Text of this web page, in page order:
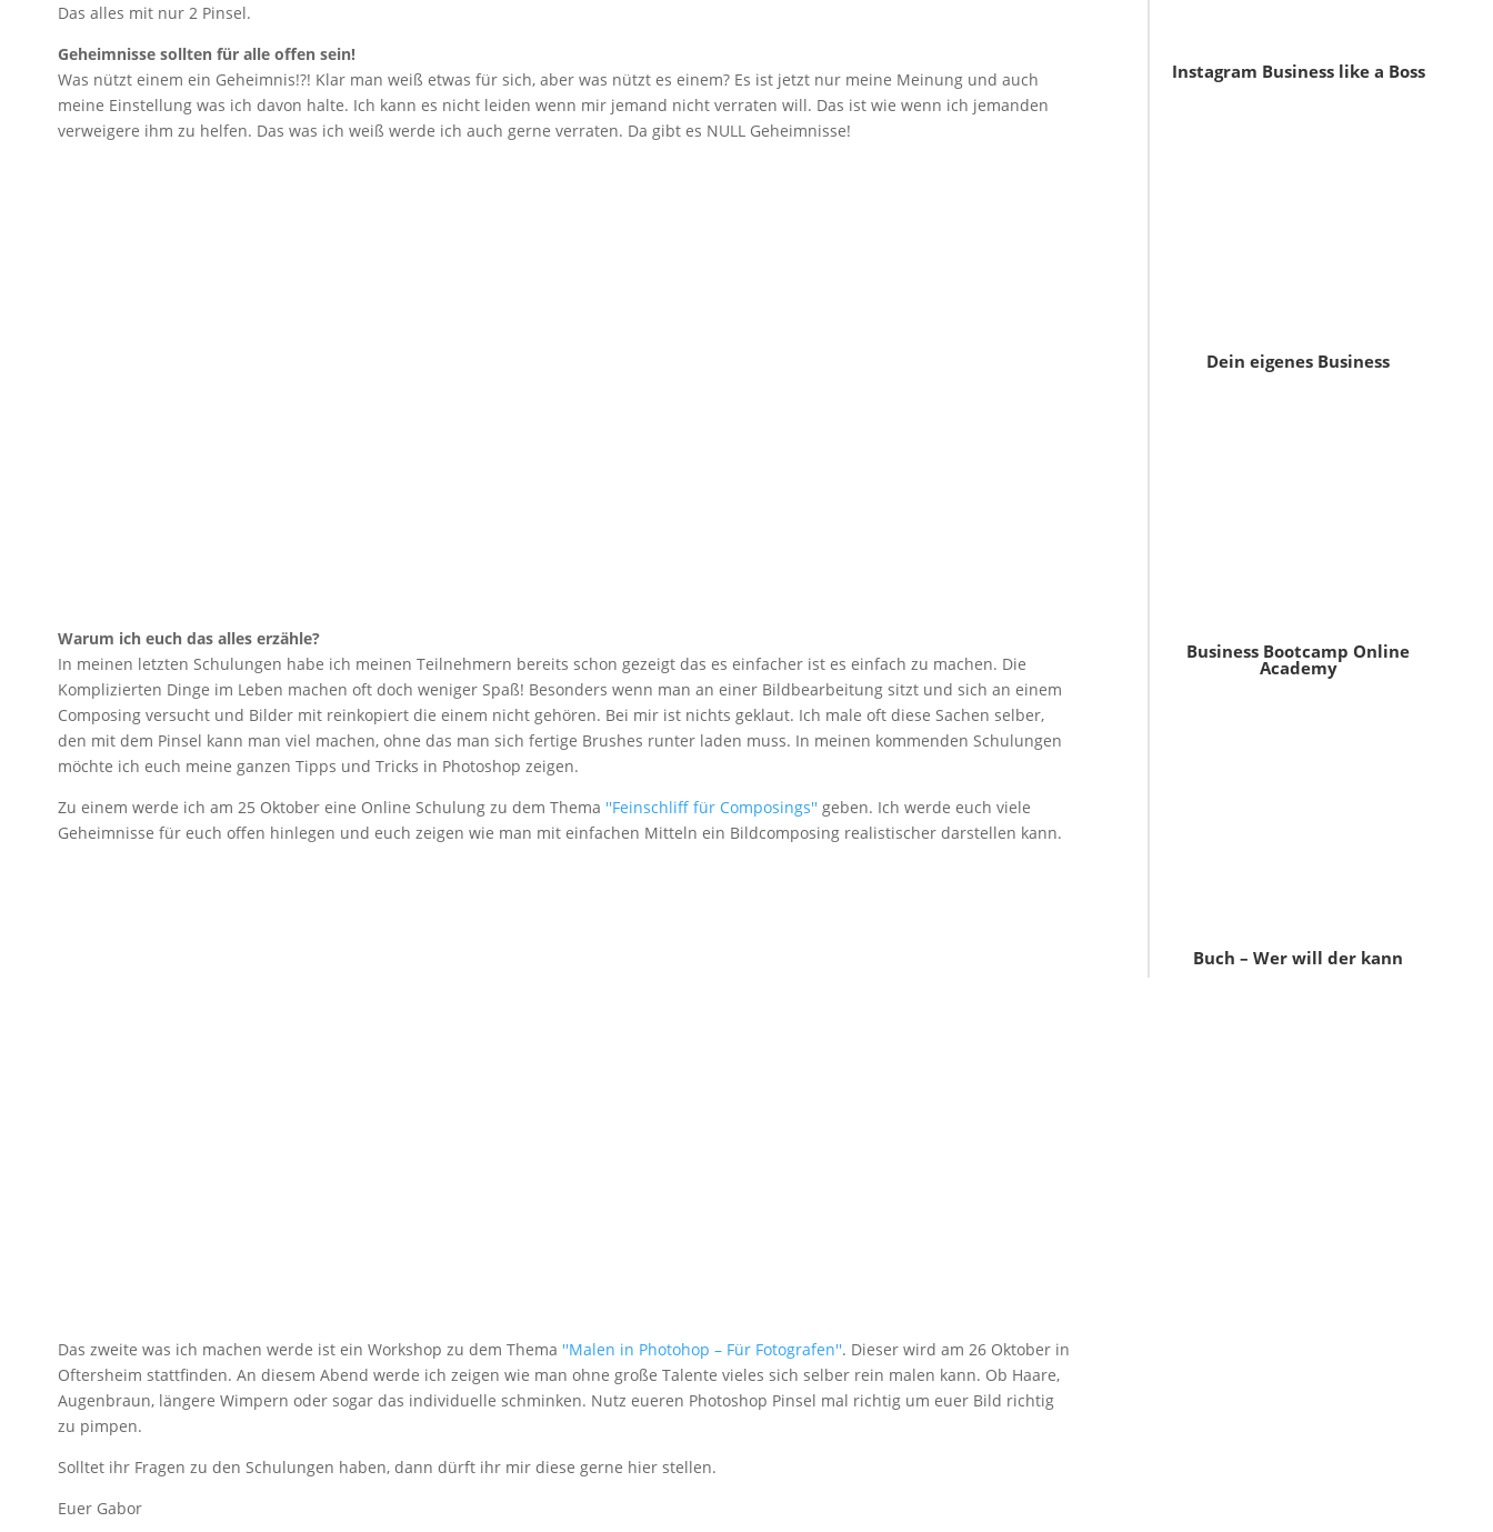
Das alles mit nur 2 Pinsel.
Geheimnisse sollten für alle offen sein!
Was nützt einem ein Geheimnis!?! Klar man weiß etwas für sich, aber was nützt es einem? Es ist jetzt nur meine Meinung und auch
meine Einstellung was ich davon halte. Ich kann es nicht leiden wenn mir jemand nicht verraten will. Das ist wie wenn ich jemanden
verweigere ihm zu helfen. Das was ich weiß werde ich auch gerne verraten. Da gibt es NULL Geheimnisse!
Warum ich euch das alles erzähle?
In meinen letzten Schulungen habe ich meinen Teilnehmern bereits schon gezeigt das es einfacher ist es einfach zu machen. Die
Komplizierten Dinge im Leben machen oft doch weniger Spaß! Besonders wenn man an einer Bildbearbeitung sitzt und sich an einem
Composing versucht und Bilder mit reinkopiert die einem nicht gehören. Bei mir ist nichts geklaut. Ich male oft diese Sachen selber,
den mit dem Pinsel kann man viel machen, ohne das man sich fertige Brushes runter laden muss. In meinen kommenden Schulungen
möchte ich euch meine ganzen Tipps und Tricks in Photoshop zeigen.
Zu einem werde ich am 25 Oktober eine Online Schulung zu dem Thema ''Feinschliff für Composings'' geben. Ich werde euch viele
Geheimnisse für euch offen hinlegen und euch zeigen wie man mit einfachen Mitteln ein Bildcomposing realistischer darstellen kann.
Das zweite was ich machen werde ist ein Workshop zu dem Thema ''Malen in Photohop – Für Fotografen''. Dieser wird am 26 Oktober in
Oftersheim stattfinden. An diesem Abend werde ich zeigen wie man ohne große Talente vieles sich selber rein malen kann. Ob Haare,
Augenbraun, längere Wimpern oder sogar das individuelle schminken. Nutz eueren Photoshop Pinsel mal richtig um euer Bild richtig
zu pimpen.
Solltet ihr Fragen zu den Schulungen haben, dann dürft ihr mir diese gerne hier stellen.
Euer Gabor
Instagram Business like a Boss
Dein eigenes Business
Business Bootcamp Online
Academy
Buch – Wer will der kann